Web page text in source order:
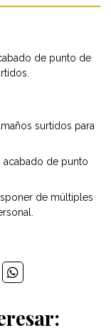
de punto de
surtidos para
acabado de punto
de múltiples